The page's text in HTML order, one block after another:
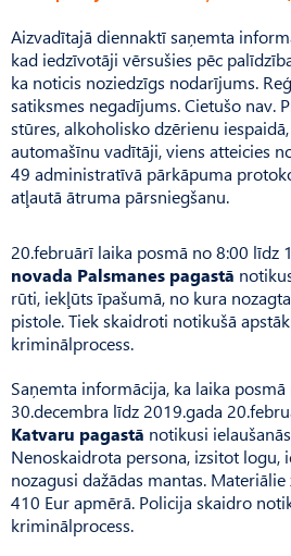
Aizvadītajā diennaktī saņemta
kad iedzīvotāji vērsušies pēc
ka noticis noziedzīgs nodarījums.
satiksmes negadījums. Cietušo nav.
stūres, alkoholisko dzērienu
automašīnu vadītāji, viens atteicies
49 administratīvā pārkāpuma
atļautā ātruma pārsniegšanu.
20.februārī laika posmā no 8:00 līdz
novada Palsmanes pagastā
rūti, iekļūts īpašumā, no kura
pistole. Tiek skaidroti notikušā
kriminālprocess.
Saņemta informācija, ka laika
30.decembra līdz 2019.gada
Katvaru pagastā notikusi
Nenoskaidrota persona, izsitot logu,
nozagusi dažādas mantas.
410 Eur apmērā. Policija skaidro
kriminālprocess.